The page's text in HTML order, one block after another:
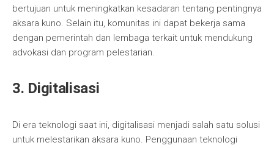
bertujuan untuk meningkatkan kesadaran tentang pentingnya
aksara kuno. Selain itu, komunitas ini dapat bekerja sama
dengan pemerintah dan lembaga terkait untuk mendukung
advokasi dan program pelestarian.
3. Digitalisasi
Di era teknologi saat ini, digitalisasi menjadi salah satu solusi
untuk melestarikan aksara kuno. Penggunaan teknologi